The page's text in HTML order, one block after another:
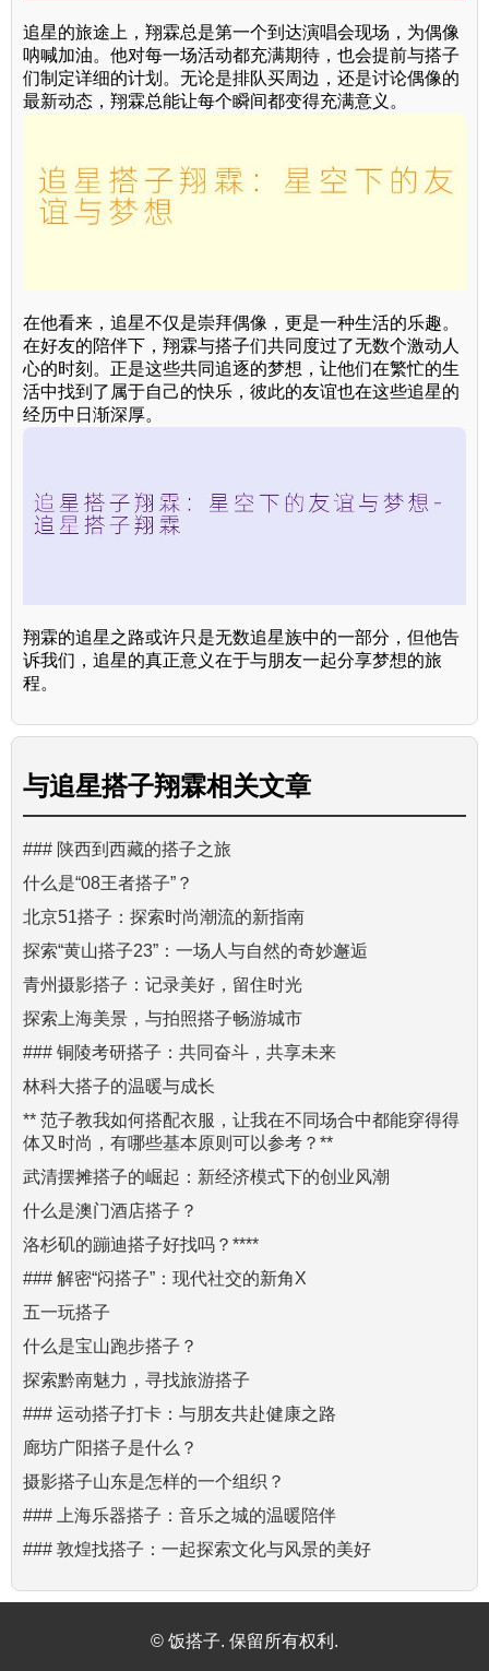
追星的旅途上，翔霖总是第一个到达演唱会现场，为偶像
呐喊加油。他对每一场活动都充满期待，也会提前与搭子
们制定详细的计划。无论是排队买周边，还是讨论偶像的
最新动态，翔霖总能让每个瞬间都变得充满意义。
在他看来，追星不仅是崇拜偶像，更是一种生活的乐趣。
在好友的陪伴下，翔霖与搭子们共同度过了无数个激动人
心的时刻。正是这些共同追逐的梦想，让他们在繁忙的生
活中找到了属于自己的快乐，彼此的友谊也在这些追星的
经历中日渐深厚。
翔霖的追星之路或许只是无数追星族中的一部分，但他告
诉我们，追星的真正意义在于与朋友一起分享梦想的旅
程。
与追星搭子翔霖相关文章
### 陕西到西藏的搭子之旅
什么是“08王者搭子”？
北京51搭子：探索时尚潮流的新指南
探索“黄山搭子23”：一场人与自然的奇妙邂逅
青州摄影搭子：记录美好，留住时光
探索上海美景，与拍照搭子畅游城市
### 铜陵考研搭子：共同奋斗，共享未来
林科大搭子的温暖与成长
** 范子教我如何搭配衣服，让我在不同场合中都能穿得得
体又时尚，有哪些基本原则可以参考？**
武清摆摊搭子的崛起：新经济模式下的创业风潮
什么是澳门酒店搭子？
洛杉矶的蹦迪搭子好找吗？****
### 解密“闷搭子”：现代社交的新角X
五一玩搭子
什么是宝山跑步搭子？
探索黔南魅力，寻找旅游搭子
### 运动搭子打卡：与朋友共赴健康之路
廊坊广阳搭子是什么？
摄影搭子山东是怎样的一个组织？
### 上海乐器搭子：音乐之城的温暖陪伴
### 敦煌找搭子：一起探索文化与风景的美好
© 饭搭子. 保留所有权利.